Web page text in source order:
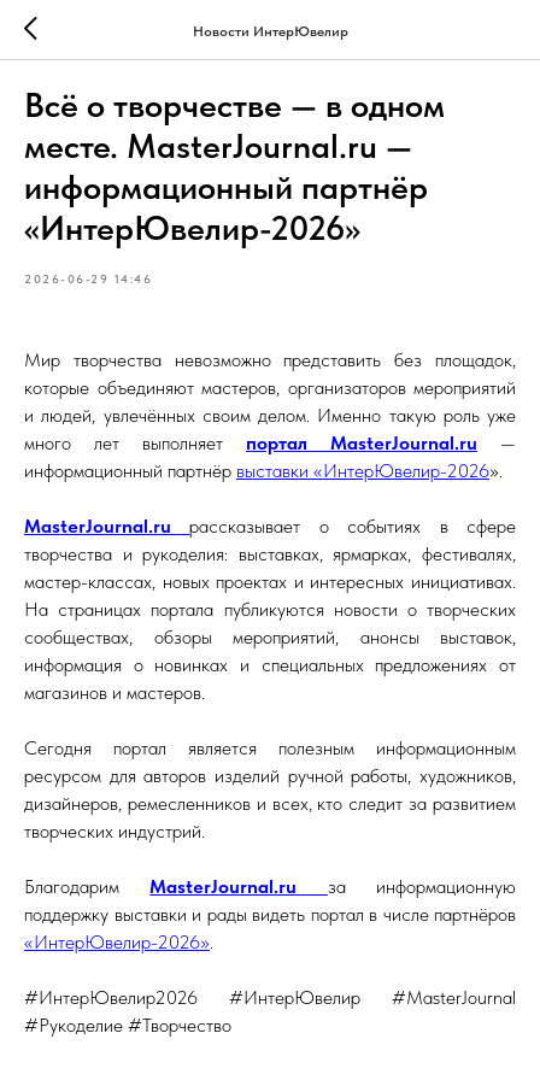
Новости ИнтерЮвелир
Всё о творчестве — в одном
месте. MasterJournal.ru —
информационный партнёр
«ИнтерЮвелир-2026»
2026-06-29 14:46
Мир творчества невозможно представить без площадок,
которые объединяют мастеров, организаторов мероприятий
и людей, увлечённых своим делом. Именно такую роль уже
много лет выполняет портал MasterJournal.ru —
информационный партнёр выставки «ИнтерЮвелир-2026».
MasterJournal.ruрассказывает о событиях в сфере
творчества и рукоделия: выставках, ярмарках, фестивалях,
мастер-классах, новых проектах и интересных инициативах.
На страницах портала публикуются новости о творческих
сообществах, обзоры мероприятий, анонсы выставок,
информация о новинках и специальных предложениях от
магазинов и мастеров.
Сегодня портал является полезным информационным
ресурсом для авторов изделий ручной работы, художников,
дизайнеров, ремесленников и всех, кто следит за развитием
творческих индустрий.
БлагодаримMasterJournal.ru за информационную
поддержку выставки и рады видеть портал в числе партнёров
«ИнтерЮвелир-2026».
#ИнтерЮвелир2026 #ИнтерЮвелир #MasterJournal
#Рукоделие #Творчество